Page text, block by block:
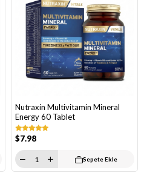
Nutraxin Multivitamin Mineral
Energy 60 Tablet
$7.98
Sepete Ekle